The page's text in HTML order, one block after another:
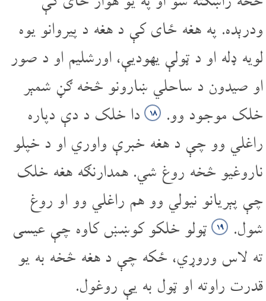
ودرېده. په هغه ځای کې د هغه د پیروانو یوه
لویه ډله او د ټولې یهودیې، اورشلیم او د صور
او صیدون د ساحلي ښارونو څخه ګڼ شمېر
خلک موجود وو.
۱۸ دا خلک د دې دپاره
راغلي وو چې د هغه خبرې واوري او د خپلو
ناروغیو څخه روغ شي. همدارنګه هغه خلک
چې پېریانو نیولي وو هم راغلي وو او روغ
شول.
۱۹ ټولو خلکو کوښښ کاوه چې عیسی
ته لاس وروړي، ځکه چې د هغه څخه به یو
قدرت راوته او ټول به یې روغول.